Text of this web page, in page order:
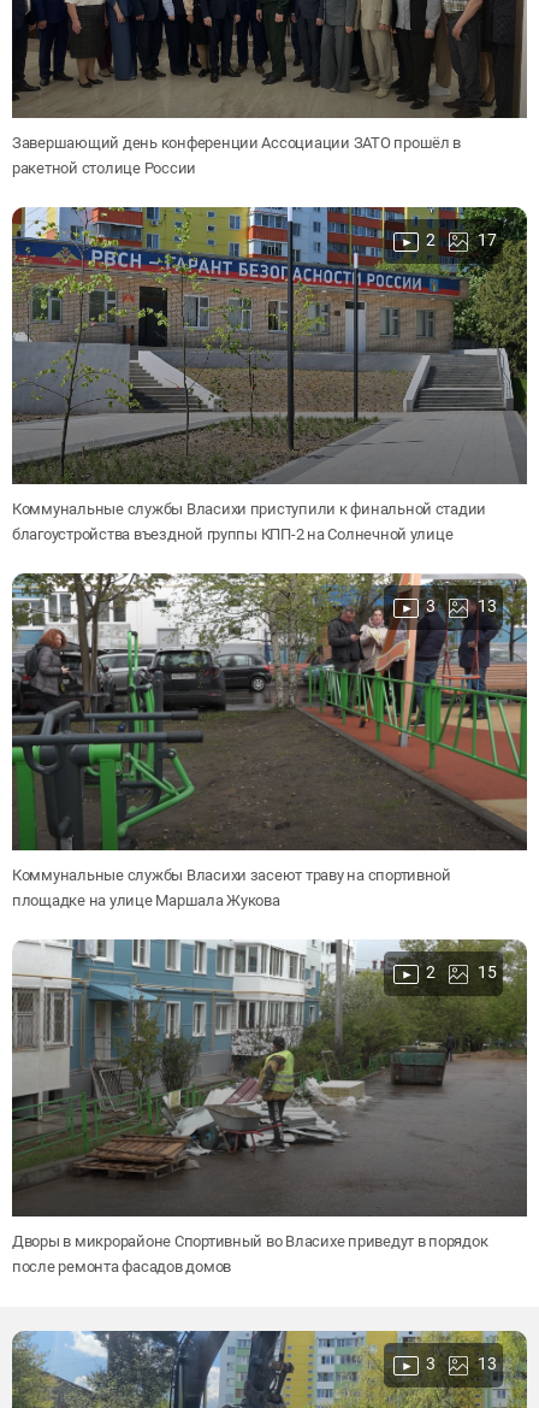
Завершающий день конференции Ассоциации ЗАТО прошёл в
ракетной столице России
2 17
Коммунальные службы Власихи приступили к финальной стадии
благоустройства въездной группы КПП-2 на Солнечной улице
3 13
Коммунальные службы Власихи засеют траву на спортивной
площадке на улице Маршала Жукова
2 15
Дворы в микрорайоне Спортивный во Власихе приведут в порядок
после ремонта фасадов домов
3 13